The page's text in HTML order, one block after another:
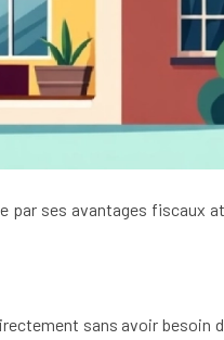
par ses avantages fiscaux
sans avoir besoin